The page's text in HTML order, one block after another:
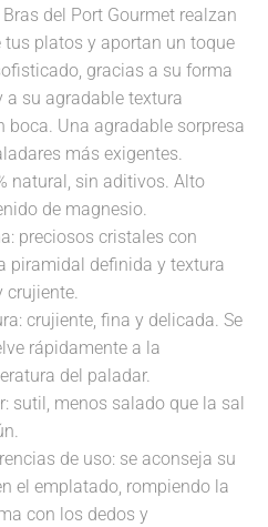
del Port Gourmet realzan
tus platos y aportan un toque
gracias a su forma
a su agradable textura
boca. Una agradable sorpresa
más exigentes.
natural, sin aditivos. Alto
de magnesio.
preciosos cristales con
piramidal definida y textura
crujiente.
crujiente, fina y delicada. Se
rápidamente a la
del paladar.
sutil, menos salado que la sal
de uso: se aconseja su
el emplatado, rompiendo la
con los dedos y